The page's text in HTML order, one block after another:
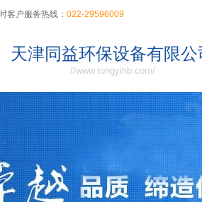
客户服务热线： 022-29596009
天津同益环保设备有限公
//www.tongyihb.com/